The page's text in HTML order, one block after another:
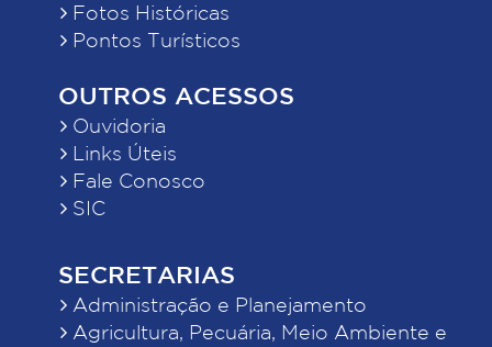
Fotos Históricas
Pontos Turísticos
OUTROS ACESSOS
Ouvidoria
Links Úteis
Fale Conosco
SIC
SECRETARIAS
Administração e Planejamento
Agricultura, Pecuária, Meio Ambiente e